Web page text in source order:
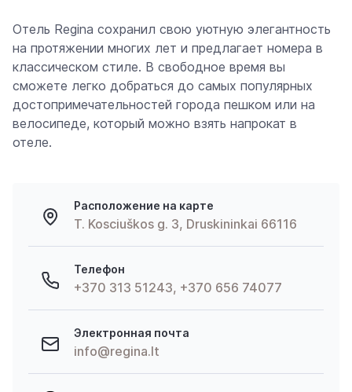
Отель Regina сохранил свою уютную элегантность
на протяжении многих лет и предлагает номера в
классическом стиле. В свободное время вы
сможете легко добраться до самых популярных
достопримечательностей города пешком или на
велосипеде, который можно взять напрокат в
отеле.
Расположение на карте
T. Kosciuškos g. 3, Druskininkai 66116
Телефон
+370 313 51243, +370 656 74077
Электронная почта
info@regina.lt